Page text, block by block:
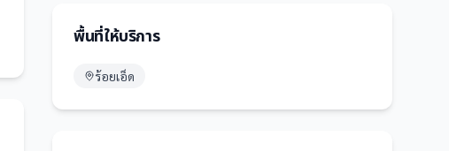
พื้นที่ให้บริการ
ร้อยเอ็ด